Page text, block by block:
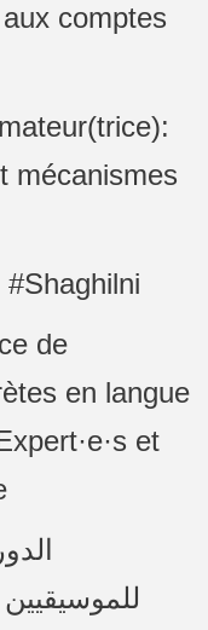
comptes
mécanismes
de
en langue
et